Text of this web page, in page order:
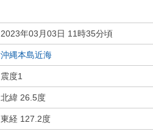
2023年03月03日 11時35分頃
沖縄本島近海
震度1
北緯 26.5度
東経 127.2度